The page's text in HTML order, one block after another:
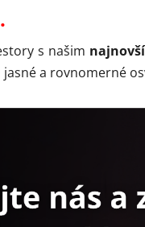
s našim
a rovnomerné